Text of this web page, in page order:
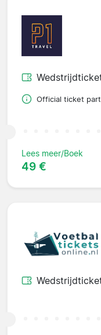
Official ticket
Lees meer/Boek
49 €